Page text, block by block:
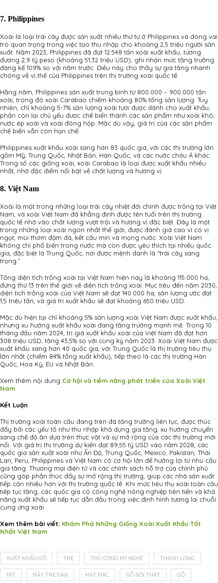
7. Philippines
Xoài là loại trái cây được sản xuất nhiều thứ tư ở Philippines và đóng vai
trò quan trọng trong việc tạo thu nhập cho khoảng 2,5 triệu người sản
xuất. Năm 2023, Philippines đã đạt 12.548 tấn xoài xuất khẩu, tương
đương 2,9 tỷ peso (khoảng 51,32 triệu USD), ghi nhận mức tăng trưởng
đáng kể 109% so với năm trước. Điều này cho thấy sự gia tăng nhanh
chóng về vị thế của Philippines trên thị trường xoài quốc tế.
Hằng năm, Philippines sản xuất trung bình từ 800.000 – 900.000 tấn
xoài, trong đó xoài Carabao chiếm khoảng 80% tổng sản lượng. Tuy
nhiên, chỉ khoảng 5-7% sản lượng xoài tươi được dành cho xuất khẩu,
phần còn lại chủ yếu được chế biến thành các sản phẩm như xoài khô,
nước ép xoài và xoài đóng hộp. Mặc dù vậy, giá trị của các sản phẩm
chế biến vẫn còn hạn chế.
Philippines xuất khẩu xoài sang hơn 83 quốc gia, với các thị trường lớn
gồm Mỹ, Trung Quốc, Nhật Bản, Hàn Quốc, và các nước châu Á khác.
Trong số các giống xoài, xoài Carabao là loại được xuất khẩu nhiều
nhất, nhờ đặc điểm nổi bật về chất lượng và hương vị.
8. Việt Nam
Xoài là một trong những loại trái cây nhiệt đới chính được trồng tại Việt
Nam, và xoài Việt Nam đã khẳng định được tên tuổi trên thị trường
quốc tế nhờ vào chất lượng vượt trội và hương vị đặc biệt. Đây là một
trong những loại xoài ngon nhất thế giới, được đánh giá cao vì có vị
ngọt, mùi thơm đậm đà, kết cấu mịn và mọng nước. Xoài Việt Nam
không chỉ phổ biến trong nước mà còn được yêu thích tại nhiều quốc
gia, đặc biệt là Trung Quốc, nơi được mệnh danh là “trái cây sang
trọng.”
Tổng diện tích trồng xoài tại Việt Nam hiện nay là khoảng 115.000 ha,
đứng thứ 13 trên thế giới về diện tích trồng xoài. Mục tiêu đến năm 2030,
diện tích trồng xoài của Việt Nam sẽ đạt 140.000 ha, sản lượng ước đạt
1,5 triệu tấn, và giá trị xuất khẩu sẽ đạt khoảng 650 triệu USD.
Mặc dù hiện tại chỉ khoảng 5% sản lượng xoài Việt Nam được xuất khẩu,
nhưng xu hướng xuất khẩu xoài đang tăng trưởng mạnh mẽ. Trong 10
tháng đầu năm 2024, trị giá xuất khẩu xoài của Việt Nam đã đạt hơn
308 triệu USD, tăng 43,5% so với cùng kỳ năm 2023. Xoài Việt Nam được
xuất khẩu sang hơn 40 quốc gia, với Trung Quốc là thị trường tiêu thụ
lớn nhất (chiếm 84% tổng xuất khẩu), tiếp theo là các thị trường Hàn
Quốc, Hoa Kỳ, EU và Nhật Bản.
Xem thêm nội dung Cơ hội và tiềm năng phát triển của Xoài Việt
Nam
Kết Luận
Thị trường xoài toàn cầu đang trên đà tăng trưởng liên tục, được thúc
đẩy bởi các yếu tố như thu nhập khả dụng gia tăng, xu hướng chuyển
sang chế độ ăn dựa trên thực vật và sự mở rộng của các thị trường mới
nổi. Với giá trị thị trường dự kiến đạt 89,55 tỷ USD vào năm 2028, các
quốc gia sản xuất xoài như Ấn Độ, Trung Quốc, Mexico, Pakistan, Thái
Lan, Peru, Philippines và Việt Nam có cơ hội lớn để hưởng lợi từ nhu cầu
gia tăng. Thương mại điện tử và các chính sách hỗ trợ của chính phủ
cũng góp phần thúc đẩy sự mở rộng thị trường, giúp các nhà sản xuất
tiếp cận nhiều hơn với thị trường quốc tế. Khi mức tiêu thụ xoài toàn cầu
tiếp tục tăng, các quốc gia có công nghệ nông nghiệp tiên tiến và khả
năng xuất khẩu sẽ tiếp tục dẫn đầu trong việc định hình tương lai chuỗi
cung ứng xoài.
Xem thêm bài viết: Khám Phá Những Giống Xoài Xuất Khẩu Tốt
Nhất Việt Nam
XUẤT KHẨU GỖ TRE THỦ CÔNG MỸ NGHỆ THANH LONG
MÍT MÂY TRE ĐAN MAY MẶC GỖ NỘI THẤT GỖ